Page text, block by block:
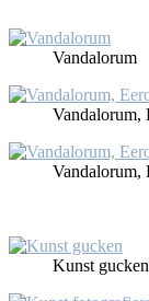
Van­dalorum
Van­dalorum,
Van­dalorum,
Kunst gu­cken